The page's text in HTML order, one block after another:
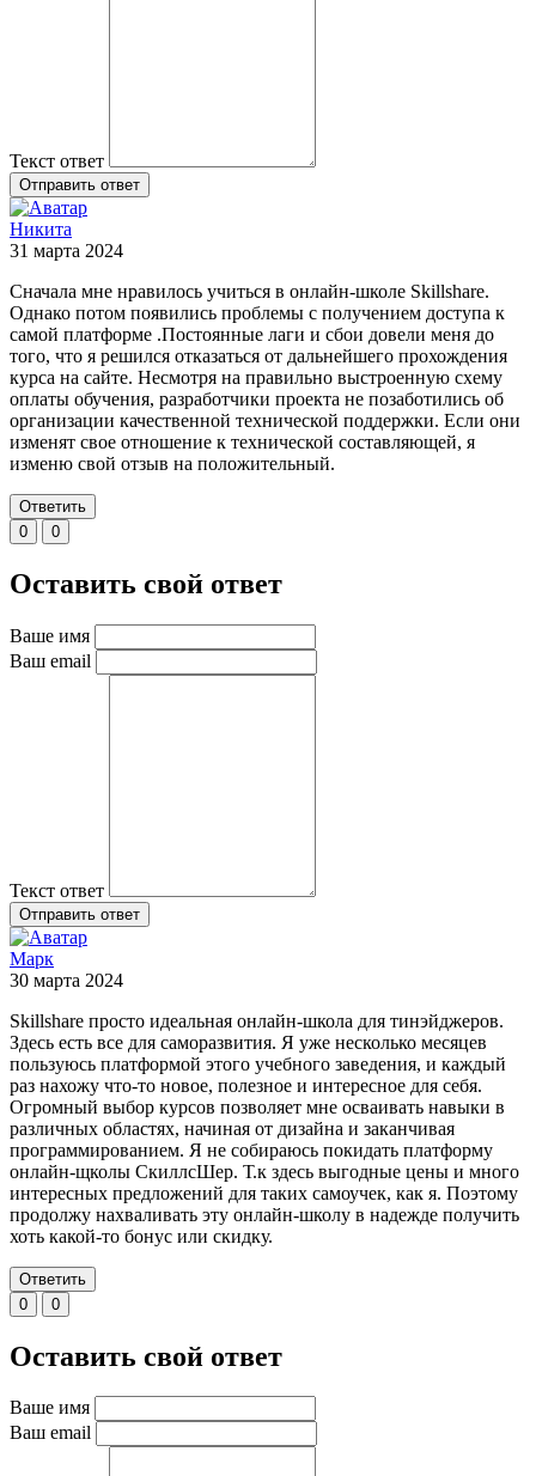
Текст ответ
Отправить ответ
Никита
31 марта 2024
Сначала мне нравилось учиться в онлайн-школе Skillshare.
Однако потом появились проблемы с получением доступа к
самой платформе .Постоянные лаги и сбои довели меня до
того, что я решился отказаться от дальнейшего прохождения
курса на сайте. Несмотря на правильно выстроенную схему
оплаты обучения, разработчики проекта не позаботились об
организации качественной технической поддержки. Если они
изменят свое отношение к технической составляющей, я
изменю свой отзыв на положительный.
Ответить
0
0
Оставить свой ответ
Ваше имя
Ваш email
Текст ответ
Отправить ответ
Марк
30 марта 2024
Skillshare просто идеальная онлайн-школа для тинэйджеров.
Здесь есть все для саморазвития. Я уже несколько месяцев
пользуюсь платформой этого учебного заведения, и каждый
раз нахожу что-то новое, полезное и интересное для себя.
Огромный выбор курсов позволяет мне осваивать навыки в
различных областях, начиная от дизайна и заканчивая
программированием. Я не собираюсь покидать платформу
онлайн-щколы СкиллсШер. Т.к здесь выгодные цены и много
интересных предложений для таких самоучек, как я. Поэтому
продолжу нахваливать эту онлайн-школу в надежде получить
хоть какой-то бонус или скидку.
Ответить
0
0
Оставить свой ответ
Ваше имя
Ваш email